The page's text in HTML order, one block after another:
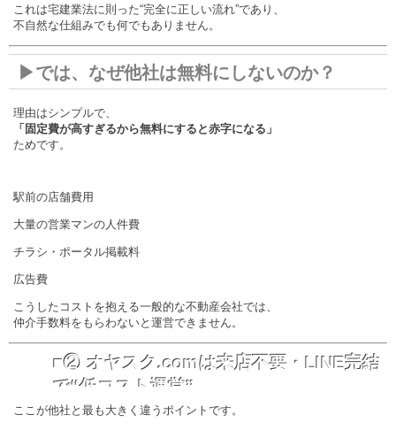
これは宅建業法に則った“完全に正しい流れ”であり、
不自然な仕組みでも何でもありません。
▶では、なぜ他社は無料にしないのか？
理由はシンプルで、
「固定費が高すぎるから無料にすると赤字になる」
ためです。
駅前の店舗費用
大量の営業マンの人件費
チラシ・ポータル掲載料
広告費
こうしたコストを抱える一般的な不動産会社では、
仲介手数料をもらわないと運営できません。
■② オヤスク.comは来店不要・LINE完結
で“低コスト運営”
ここが他社と最も大きく違うポイントです。